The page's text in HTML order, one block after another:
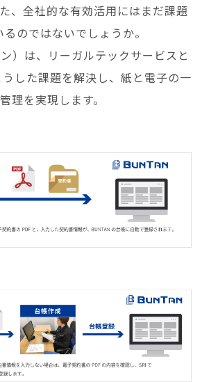
、全社的な有効活用にはまだ課題
のではないでしょうか。
）は、リーガルテックサービスと
した課題を解決し、紙と電子の一
理を実現します。